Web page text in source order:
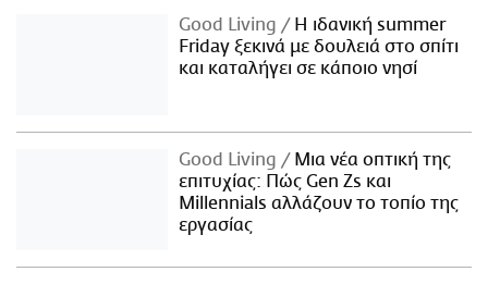
Good Living
Η ιδανική summer
Friday ξεκινά με δουλειά στο σπίτι
και καταλήγει σε κάποιο νησί
Good Living
Μια νέα οπτική της
επιτυχίας: Πώς Gen Zs και
Millennials αλλάζουν το τοπίο της
εργασίας